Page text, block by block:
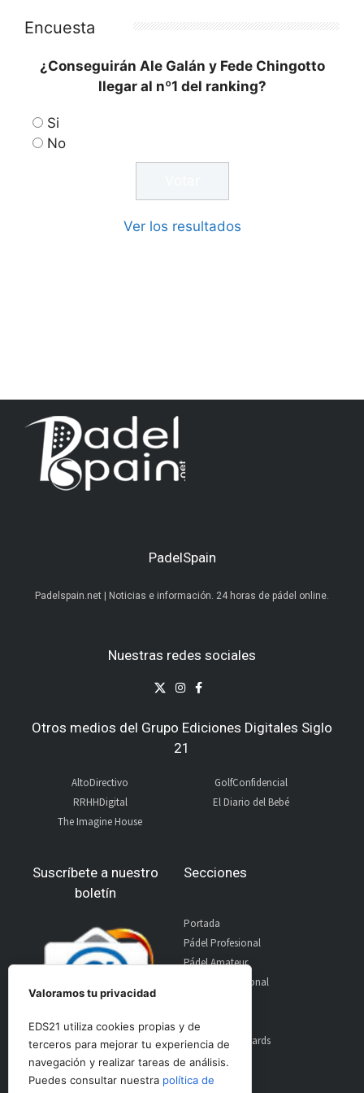
Encuesta
¿Conseguirán Ale Galán y Fede Chingotto
llegar al nº1 del ranking?
Si
No
Ver los resultados
PadelSpain
Padelspain.net | Noticias e información. 24 horas de pádel online.
Nuestras redes sociales
Otros medios del Grupo Ediciones Digitales Siglo
21
AltoDirectivo
RRHHDigital
The Imagine House
GolfConfidencial
El Diario del Bebé
Suscríbete a nuestro
boletín
Secciones
Portada
Pádel Profesional
Pádel Amateur
Pádel Internacional
Material
World Padel Awards
Contacto
Publicidad
Valoramos tu privacidad
EDS21 utiliza cookies propias y de
terceros para mejorar tu experiencia de
navegación y realizar tareas de análisis.
Puedes consultar nuestra política de